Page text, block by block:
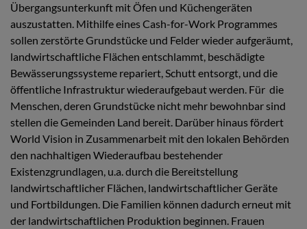
Übergangsunterkunft mit Öfen und Küchengeräten
auszustatten. Mithilfe eines Cash-for-Work Programmes
sollen zerstörte Grundstücke und Felder wieder aufgeräumt,
landwirtschaftliche Flächen entschlammt, beschädigte
Bewässerungssysteme repariert, Schutt entsorgt, und die
öffentliche Infrastruktur wiederaufgebaut werden. Für die
Menschen, deren Grundstücke nicht mehr bewohnbar sind
stellen die Gemeinden Land bereit. Darüber hinaus fördert
World Vision in Zusammenarbeit mit den lokalen Behörden
den nachhaltigen Wiederaufbau bestehender
Existenzgrundlagen, u.a. durch die Bereitstellung
landwirtschaftlicher Flächen, landwirtschaftlicher Geräte
und Fortbildungen. Die Familien können dadurch erneut mit
der landwirtschaftlichen Produktion beginnen. Frauen